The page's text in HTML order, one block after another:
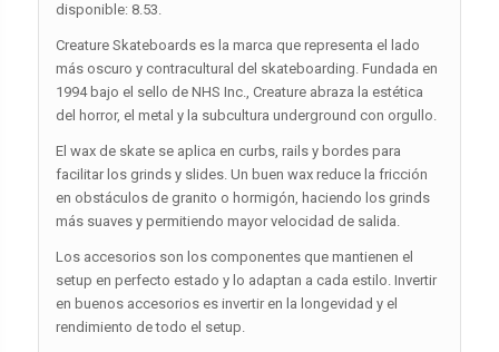
disponible: 8.53.
Creature Skateboards es la marca que representa el lado
más oscuro y contracultural del skateboarding. Fundada en
1994 bajo el sello de NHS Inc., Creature abraza la estética
del horror, el metal y la subcultura underground con orgullo.
El wax de skate se aplica en curbs, rails y bordes para
facilitar los grinds y slides. Un buen wax reduce la fricción
en obstáculos de granito o hormigón, haciendo los grinds
más suaves y permitiendo mayor velocidad de salida.
Los accesorios son los componentes que mantienen el
setup en perfecto estado y lo adaptan a cada estilo. Invertir
en buenos accesorios es invertir en la longevidad y el
rendimiento de todo el setup.